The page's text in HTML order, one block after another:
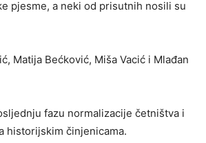
pjesme, a neki od prisutnih nosili su
Matija Bećković, Miša Vacić i Mlađan
fazu normalizacije četništva i
historijskim činjenicama.